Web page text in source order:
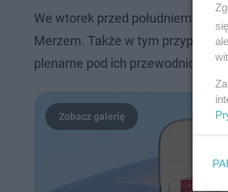
We wtorek przed południem
Merzem. Także w tym przypadku
plenarne pod ich